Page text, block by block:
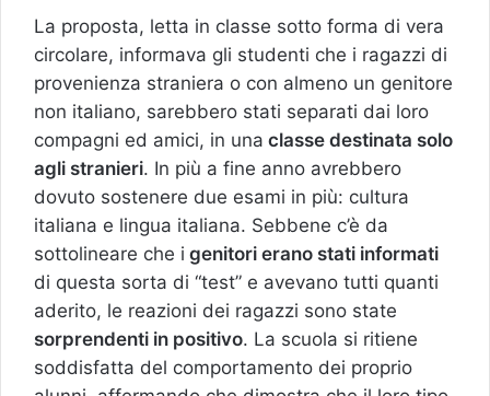
La proposta, letta in classe sotto forma di vera
circolare, informava gli studenti che i ragazzi di
provenienza straniera o con almeno un genitore
non italiano, sarebbero stati separati dai loro
compagni ed amici, in una classe destinata solo
agli stranieri. In più a fine anno avrebbero
dovuto sostenere due esami in più: cultura
italiana e lingua italiana. Sebbene c’è da
sottolineare che i genitori erano stati informati
di questa sorta di “test” e avevano tutti quanti
aderito, le reazioni dei ragazzi sono state
sorprendenti in positivo. La scuola si ritiene
soddisfatta del comportamento dei proprio